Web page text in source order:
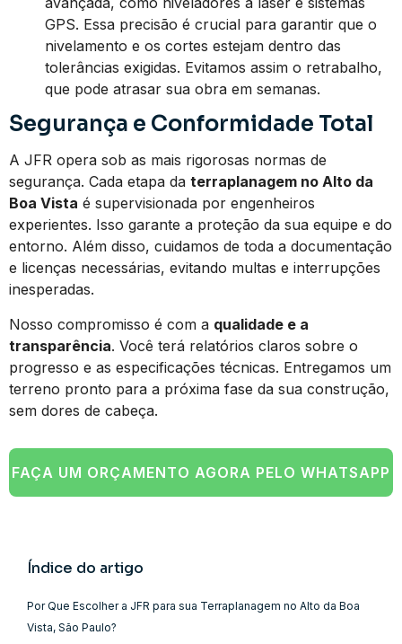
GPS. Essa precisão é crucial para garantir que o
nivelamento e os cortes estejam dentro das
tolerâncias exigidas. Evitamos assim o retrabalho,
que pode atrasar sua obra em semanas.
Segurança e Conformidade Total
A JFR opera sob as mais rigorosas normas de
segurança. Cada etapa da terraplanagem no Alto da
Boa Vista é supervisionada por engenheiros
experientes. Isso garante a proteção da sua equipe e do
entorno. Além disso, cuidamos de toda a documentação
e licenças necessárias, evitando multas e interrupções
inesperadas.
Nosso compromisso é com a qualidade e a
transparência. Você terá relatórios claros sobre o
progresso e as especificações técnicas. Entregamos um
terreno pronto para a próxima fase da sua construção,
sem dores de cabeça.
FAÇA UM ORÇAMENTO AGORA PELO WHATSAPP
Índice do artigo
Por Que Escolher a JFR para sua Terraplanagem no Alto da Boa
Vista, São Paulo?